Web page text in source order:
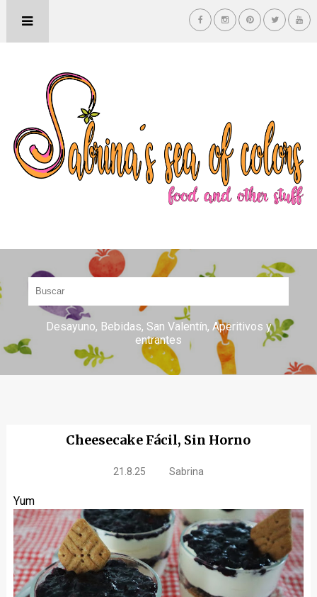
Desayuno Bebidas San Valentín Aperitivos y
entrantes
Cheesecake Fácil, Sin Horno
21.8.25 Sabrina
Yum